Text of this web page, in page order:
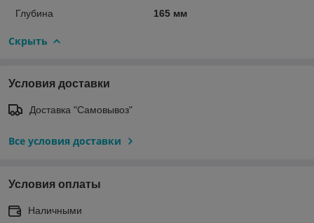
Глубина
165 мм
Скрыть
Условия доставки
Доставка "Самовывоз"
Все условия доставки
Условия оплаты
Наличными